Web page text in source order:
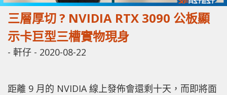
三層厚切 ? NVIDIA RTX 3090 公板顯
示卡巨型三槽實物現身
- 軒仔 - 2020-08-22
距離 9 月的 NVIDIA 線上發佈會還剩十天，而即將面